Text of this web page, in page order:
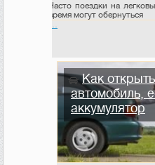
Часто поездки на
время могут обернуться
…
Как
автомобиль,
аккумулятор